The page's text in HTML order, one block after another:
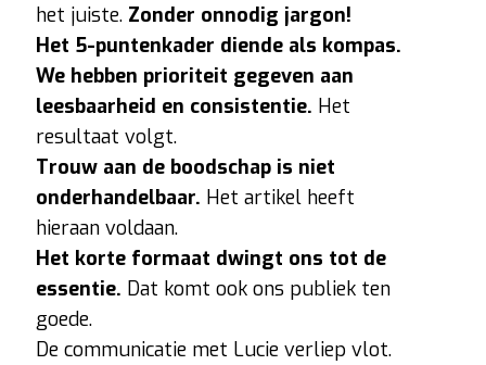
het juiste. Zonder onnodig jargon!
Het 5-puntenkader diende als kompas.
We hebben prioriteit gegeven aan
leesbaarheid en consistentie. Het
resultaat volgt.
Trouw aan de boodschap is niet
onderhandelbaar. Het artikel heeft
hieraan voldaan.
Het korte formaat dwingt ons tot de
essentie. Dat komt ook ons publiek ten
goede.
De communicatie met Lucie verliep vlot.